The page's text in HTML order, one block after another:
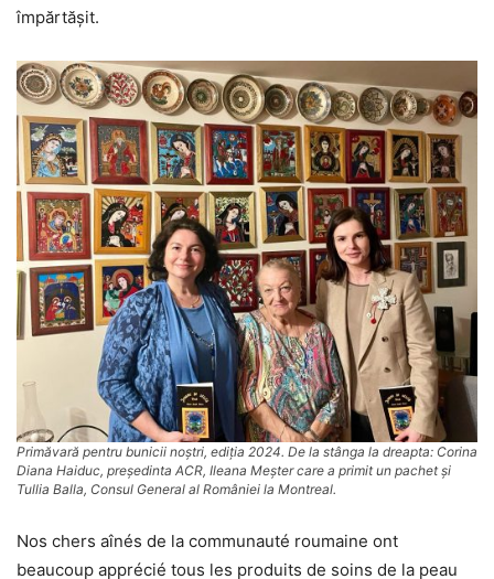
împărtășit.
Primăvară pentru bunicii noștri, ediția 2024. De la stânga la dreapta: Corina
Diana Haiduc, președinta ACR, Ileana Meșter care a primit un pachet și
Tullia Balla, Consul General al României la Montreal.
Nos chers aînés de la communauté roumaine ont
beaucoup apprécié tous les produits de soins de la peau